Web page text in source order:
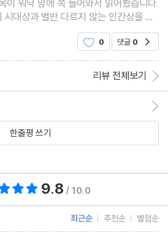
이 워낙 맘에 쏙 들어와서 읽어봤습니다.
대상과 별반 다르지 않는 인간상을 잘
0 댓글 0
리뷰 전체보기
한줄평 쓰기
9.8 / 10.0
최근순 추천순 별점순